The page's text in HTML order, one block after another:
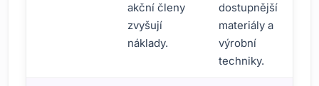
akční členy
zvyšují
náklady.
dostupnější
materiály a
výrobní
techniky.